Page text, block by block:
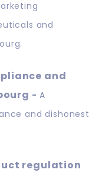
and
and
- A
and dishonest
regulation